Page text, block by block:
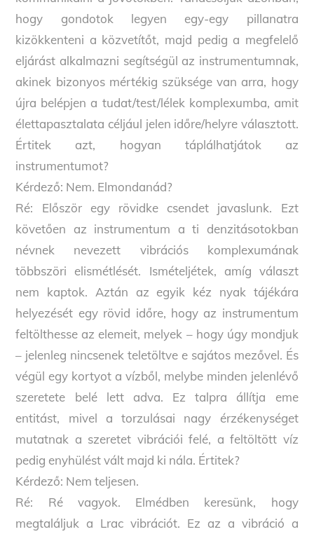
hogy gondotok legyen egy-egy pillanatra
kizökkenteni a közvetítőt, majd pedig a megfelelő
eljárást alkalmazni segítségül az instrumentumnak,
akinek bizonyos mértékig szüksége van arra, hogy
újra belépjen a tudat/test/lélek komplexumba, amit
élettapasztalata céljául jelen időre/helyre választott.
Értitek azt, hogyan táplálhatjátok az
instrumentumot?
Kérdező: Nem. Elmondanád?
Ré: Először egy rövidke csendet javaslunk. Ezt
követően az instrumentum a ti denzitásotokban
névnek nevezett vibrációs komplexumának
többszöri elismétlését. Ismételjétek, amíg választ
nem kaptok. Aztán az egyik kéz nyak tájékára
helyezését egy rövid időre, hogy az instrumentum
feltölthesse az elemeit, melyek – hogy úgy mondjuk
– jelenleg nincsenek teletöltve e sajátos mezővel. És
végül egy kortyot a vízből, melybe minden jelenlévő
szeretete belé lett adva. Ez talpra állítja eme
entitást, mivel a torzulásai nagy érzékenységet
mutatnak a szeretet vibrációi felé, a feltöltött víz
pedig enyhülést vált majd ki nála. Értitek?
Kérdező: Nem teljesen.
Ré: Ré vagyok. Elmédben keresünk, hogy
megtaláljuk a Lrac vibrációt. Ez az a vibráció a